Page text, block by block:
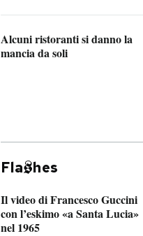
Alcuni ristoranti si danno la
mancia da soli
Fla hes
Il video di Francesco Guccini
con l’eskimo «a Santa Lucia»
nel 1965